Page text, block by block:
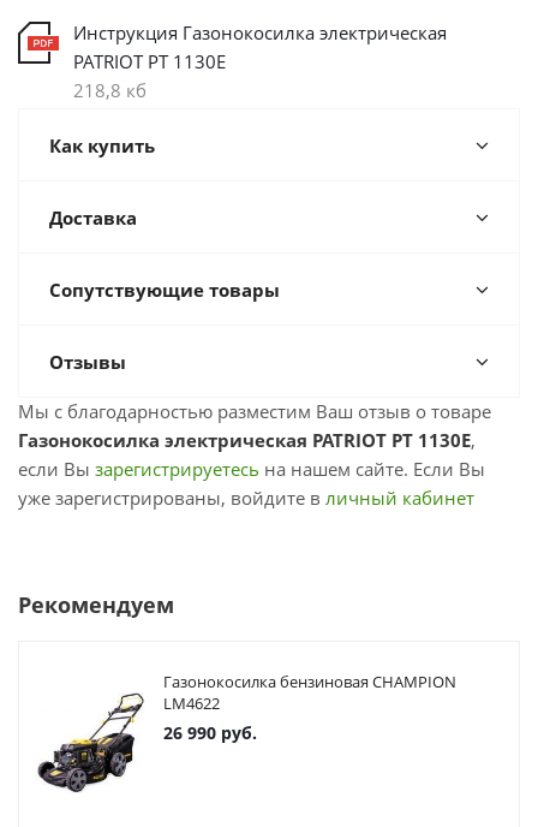
Инструкция Газонокосилка электрическая
PATRIOT PT 1130E
218,8 кб
Как купить
Доставка
Сопутствующие товары
Отзывы
Мы с благодарностью разместим Ваш отзыв о товаре
Газонокосилка электрическая PATRIOT PT 1130E,
если Вы зарегистрируетесь на нашем сайте. Если Вы
уже зарегистрированы, войдите в личный кабинет
Рекомендуем
Газонокосилка бензиновая CHAMPION
LM4622
26 990 руб.